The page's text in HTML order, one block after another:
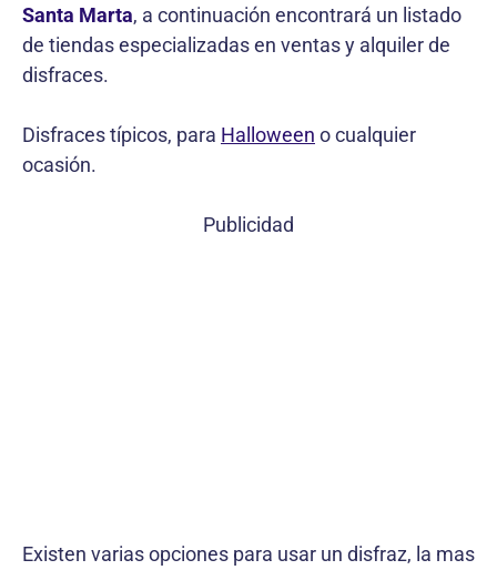
Santa Marta, a continuación encontrará un listado
de tiendas especializadas en ventas y alquiler de
disfraces.
Disfraces típicos, para Halloween o cualquier
ocasión.
Publicidad
Existen varias opciones para usar un disfraz, la mas